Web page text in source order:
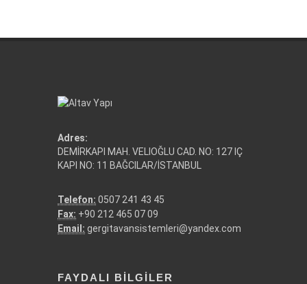
Adres:
DEMİRKAPI MAH. VELIOĞLU CAD. NO: 127 IÇ
KAPI NO: 11 BAĞCILAR/İSTANBUL
Telefon: 0507 241 43 45
Fax: +90 212 465 07 09
Email: gergitavansistemleri@yandex.com
FAYDALI BILGILER